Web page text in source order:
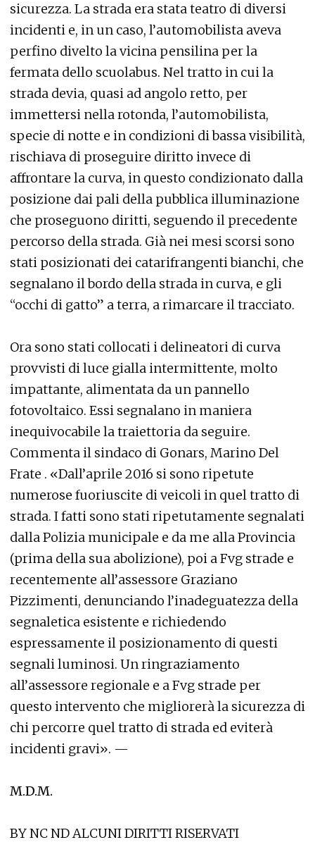
sicurezza. La strada era stata teatro di diversi
incidenti e, in un caso, l’automobilista aveva
perfino divelto la vicina pensilina per la
fermata dello scuolabus. Nel tratto in cui la
strada devia, quasi ad angolo retto, per
immettersi nella rotonda, l’automobilista,
specie di notte e in condizioni di bassa visibilità,
rischiava di proseguire diritto invece di
affrontare la curva, in questo condizionato dalla
posizione dai pali della pubblica illuminazione
che proseguono diritti, seguendo il precedente
percorso della strada. Già nei mesi scorsi sono
stati posizionati dei catarifrangenti bianchi, che
segnalano il bordo della strada in curva, e gli
“occhi di gatto” a terra, a rimarcare il tracciato.
Ora sono stati collocati i delineatori di curva
provvisti di luce gialla intermittente, molto
impattante, alimentata da un pannello
fotovoltaico. Essi segnalano in maniera
inequivocabile la traiettoria da seguire.
Commenta il sindaco di Gonars, Marino Del
Frate . «Dall’aprile 2016 si sono ripetute
numerose fuoriuscite di veicoli in quel tratto di
strada. I fatti sono stati ripetutamente segnalati
dalla Polizia municipale e da me alla Provincia
(prima della sua abolizione), poi a Fvg strade e
recentemente all’assessore Graziano
Pizzimenti, denunciando l’inadeguatezza della
segnaletica esistente e richiedendo
espressamente il posizionamento di questi
segnali luminosi. Un ringraziamento
all’assessore regionale e a Fvg strade per
questo intervento che migliorerà la sicurezza di
chi percorre quel tratto di strada ed eviterà
incidenti gravi». —
M.D.M.
BY NC ND ALCUNI DIRITTI RISERVATI